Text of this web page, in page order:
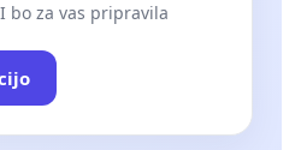
bo za vas pripravila